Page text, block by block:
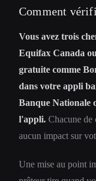
Comment
Vous avez trois
Equifax Canada
gratuite comme
dans votre appli
Banque Nationale
l'appli. Chacune de
aucun impact sur
Une mise au point